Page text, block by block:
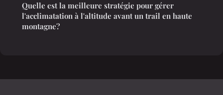
Quelle est la meilleure stratégie pour gérer
l'acclimatation à l'altitude avant un trail en haute
montagne?